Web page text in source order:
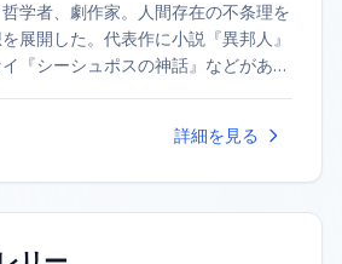
学者、劇作家。人間存在の不条理を
展開した。代表作に小説『異邦人』
イ『シーシュポスの神話』などがあ
詳細を見る